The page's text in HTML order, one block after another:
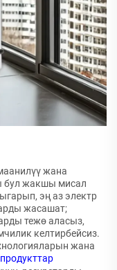
жана
бул жакшы мисал
эң аз электр
жасашат;
тежө аласыз,
келтирбейсиз.
жана
продукттар